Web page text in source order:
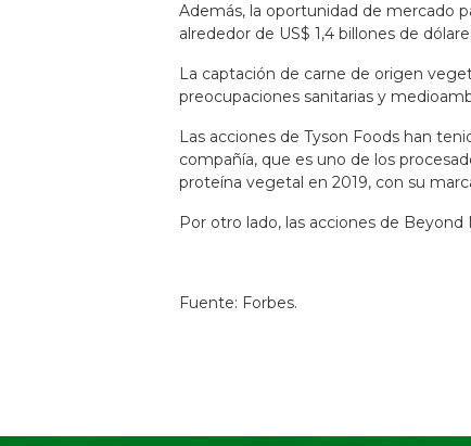
Además, la oportunidad de mercado
alrededor de US$ 1,4 billones de
La captación de carne de origen
preocupaciones sanitarias y
Las acciones de Tyson Foods han
compañía, que es uno de los
proteína vegetal en 2019, con su
Por otro lado, las acciones de
Fuente: Forbes.